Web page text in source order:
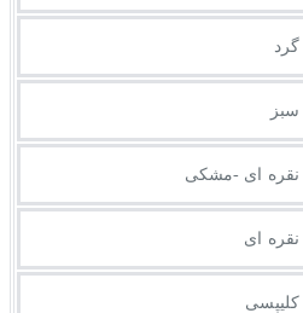
گرد
سبز
نقره ای -مشکی
نقره ای
کلیپسی